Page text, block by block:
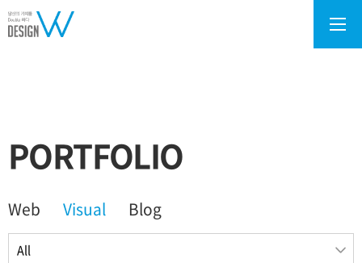
PORTFOLIO
Web Visual Blog
All